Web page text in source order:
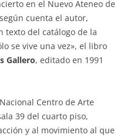
en el Nuevo Ateneo de
cuenta el autor,
texto del catálogo de la
se vive una vez», el libro
Gallero, editado en 1991
Centro de Arte
39 del cuarto piso,
y al movimiento al que